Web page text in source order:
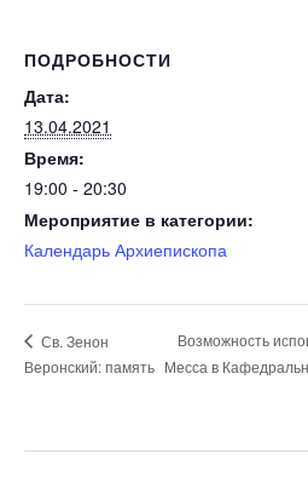
ПОДРОБНОСТИ
Дата:
13.04.2021
Время:
19:00 - 20:30
Мероприятие в категории:
Календарь Архиепископа
Св. Зенон
Веронский: память
Возможность
Месса в